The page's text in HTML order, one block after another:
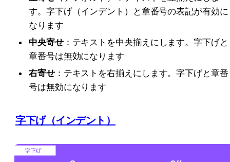
す。字下げ（インデント）と章番号の表記が有効に
なります
中央寄せ：テキストを中央揃えにします。字下げと
章番号は無効になります
右寄せ：テキストを右揃えにします。字下げと章番
号は無効になります
字下げ（インデント）